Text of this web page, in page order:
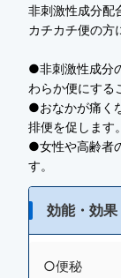
非刺激性成分配
カチカチ便の方
●非刺激性成分
わらか便にする
●おなかが痛く
排便を促します。
●女性や高齢者
す。
効能・効果
○便秘